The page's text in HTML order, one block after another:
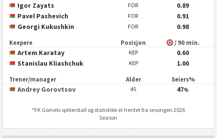
Igor Zayats
FOR
0.89
Pavel Pashevich
FOR
0.91
Georgi Kukushkin
FOR 0.98
Keepere Posisjon / 90 min.
Artem Karatay KEP
0.60
Stanislau Kliashchuk
KEP 1.00
Trener/manager Alder Seiers%
Andrey Gorovtsov 45 47%
*FK Gomels spillerstall og statistikk er hentet fra sesongen 2026
Season